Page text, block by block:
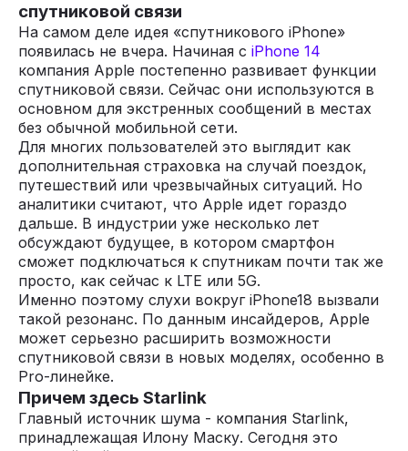
спутниковой связи
На самом деле идея «спутникового iPhone»
появилась не вчера. Начиная с iPhone 14
компания Apple постепенно развивает функции
спутниковой связи. Сейчас они используются в
основном для экстренных сообщений в местах
без обычной мобильной сети.
Для многих пользователей это выглядит как
дополнительная страховка на случай поездок,
путешествий или чрезвычайных ситуаций. Но
аналитики считают, что Apple идет гораздо
дальше. В индустрии уже несколько лет
обсуждают будущее, в котором смартфон
сможет подключаться к спутникам почти так же
просто, как сейчас к LTE или 5G.
Именно поэтому слухи вокруг iPhone18 вызвали
такой резонанс. По данным инсайдеров, Apple
может серьезно расширить возможности
спутниковой связи в новых моделях, особенно в
Pro-линейке.
Причем здесь Starlink
Главный источник шума - компания Starlink,
принадлежащая Илону Маску. Сегодня это